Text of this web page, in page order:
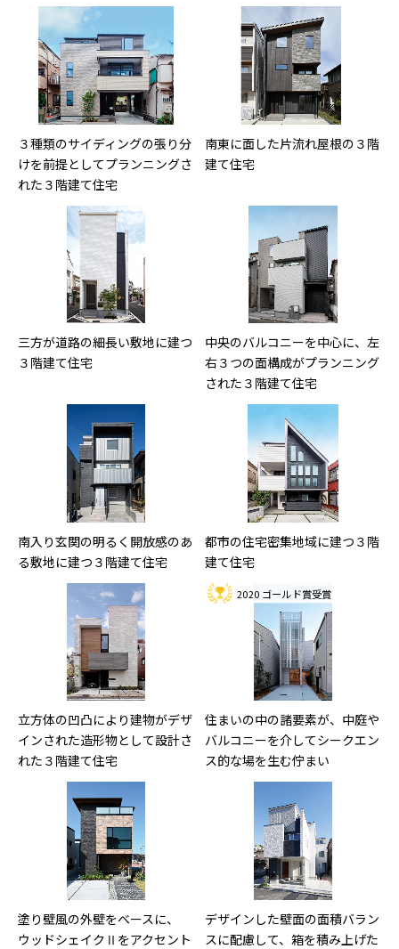
３種類のサイディングの張り分
けを前提としてプランニングさ
れた３階建て住宅
南東に面した片流れ屋根の３階
建て住宅
三方が道路の細長い敷地に建つ
３階建て住宅
中央のバルコニーを中心に、左
右３つの面構成がプランニング
された３階建て住宅
南入り玄関の明るく開放感のあ
る敷地に建つ３階建て住宅
都市の住宅密集地域に建つ３階
建て住宅
立方体の凹凸により建物がデザ
インされた造形物として設計さ
れた３階建て住宅
2020 ゴールド賞受賞
住まいの中の諸要素が、中庭や
バルコニーを介してシークエン
ス的な場を生む佇まい
塗り壁風の外壁をベースに、
ウッドシェイクⅡをアクセント
デザインした壁面の面積バラン
スに配慮して、箱を積み上げた